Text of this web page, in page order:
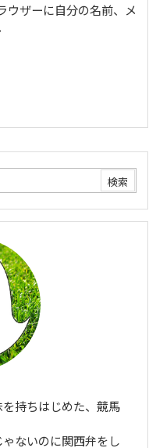
ウザーに自分の名前、メ
持ちはじめた、競馬
ないのに関西弁をし